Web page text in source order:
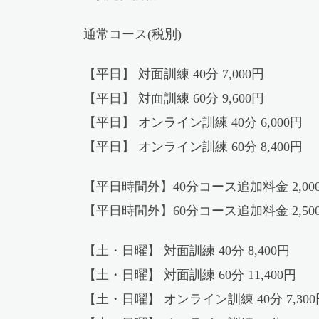
通常コース(税別)
【平日】 対面訓練 40分 7,000円
【平日】 対面訓練 60分 9,600円
【平日】 オンライン訓練 40分 6,000円
【平日】 オンライン訓練 60分 8,400円
【平日時間外】40分コース追加料金
【平日時間外】60分コース追加料金
【土・日曜】 対面訓練 40分 8,400円
【土・日曜】 対面訓練 60分 11,400円
【土・日曜】 オンライン訓練 40分 7,300